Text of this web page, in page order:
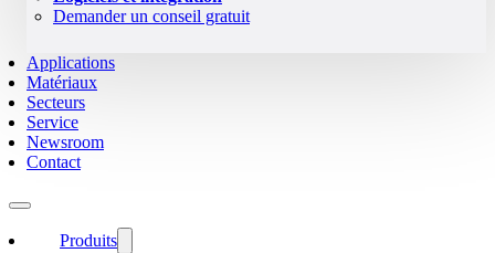
Demander un conseil gratuit
Applications
Matériaux
Secteurs
Service
Newsroom
Contact
Produits